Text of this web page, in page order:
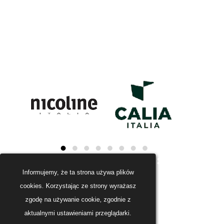
Informujemy, że ta strona używa plików
cookies. Korzystając ze strony wyrażasz
zgodę na używanie cookie, zgodnie z
aktualnymi ustawieniami przeglądarki.